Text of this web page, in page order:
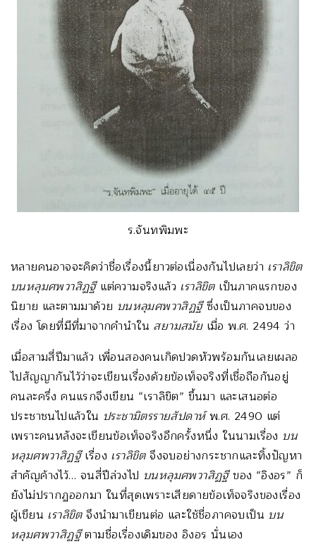
ร.จันทพิมพะ
หลายคนอาจจะคิดว่าชื่อเรื่องนี้ยาวต่อเนื่องกันไปเลยว่า เราลิขิต
บนหลุมศพวาสิฏฐีแต่ความจริงแล้ว เราลิขิตเป็นภาคแรกของ
นิยาย และตามมาด้วย บนหลุมศพวาสิฏฐีซึ่งเป็นภาคจบของ
เรื่อง โดยที่มีที่มาจากคำนำใน สยามสมัย เมื่อ พ.ศ. 2494 ว่า
เมื่อสามสี่ปีมาแล้ว เพื่อนสองคนเกิดปวดหัวพร้อมกันเลยเผลอ
ไปสัญญากันไว้ว่าจะเขียนเรื่องด้วยข้อเท็จจริงที่เชื่อถือกันอยู่
คนละครึ่ง คนแรกจึงเขียน “เราลิขิต” ขึ้นมา และเสนอต่อ
ประชาชนไปแล้วใน ประชามิตรรายสัปดาห์พ.ศ. 2490 แต่
เพราะคนหลังจะเขียนข้อเท็จจริงอีกครั้งหนึ่ง ในนามเรื่อง บน
หลุมศพวาสิฏฐีเรื่อง เราลิขิตจึงจบอย่างกระชากและทิ้งปัญหา
สำคัญค้างไว้… จนสี่ปีล่วงไป บนหลุมศพวาสิฏฐีของ “อิงอร” ก็
ยังไม่ปรากฏออกมา ในที่สุดเพราะเสียดายข้อเท็จจริงของเรื่อง
ผู้เขียน เราลิขิตจึงนำมาเขียนต่อ และใช้ชื่อภาคจบเป็น บน
หลุมศพวาสิฏฐีตามชื่อเรื่องเดิมของ อิงอร นั่นเอง